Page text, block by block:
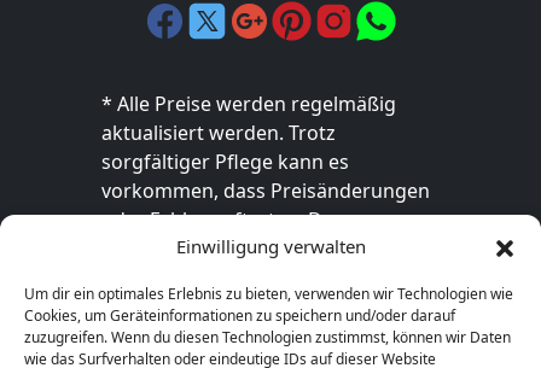
Einwilligung verwalten
Um dir ein optimales Erlebnis zu bieten, verwenden wir Technologien wie
Cookies, um Geräteinformationen zu speichern und/oder darauf
zuzugreifen. Wenn du diesen Technologien zustimmst, können wir Daten
wie das Surfverhalten oder eindeutige IDs auf dieser Website
* Alle Preise werden regelmäßig
aktualisiert werden. Trotz
sorgfältiger Pflege kann es
vorkommen, dass Preisänderungen
oder Fehler auftreten. Der
endgültige Preis sowie die
ausschließlich im jeweiligen Online-
Shop des Anbieters verbindlich. Bitte